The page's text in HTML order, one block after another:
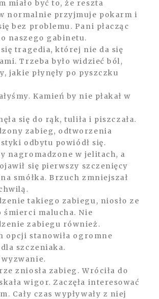
miało być to, że reszta
normalnie przyjmuje pokarm i
bez problemu. Pani płacząc
naszego gabinetu.
tragedia, której nie da się
Trzeba było widzieć ból,
jakie płynęły po pyszczku
Kamień by nie płakał w
się do rąk, tuliła i piszczała.
zabieg, odtworzenia
odbytu powiódł się.
nagromadzone w jelitach, a
się pierwszy szczenięcy
smółka. Brzuch zmniejszał
takiego zabiegu, niosło ze
śmierci malucha. Nie
zabiegu również.
opcji stanowiła ogromne
szczeniaka.
wyzwanie.
zniosła zabieg. Wróciła do
wigor. Zaczęła interesować
Cały czas wypływały z niej